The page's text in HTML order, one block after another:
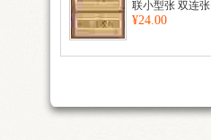
联小型张 双连张
¥24.00